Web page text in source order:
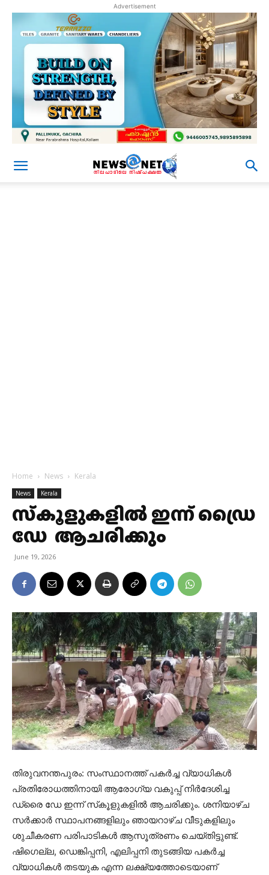
Advertisement
Home News Kerala
News Kerala
സ്‌കൂളുകളില്‍ ഇന്ന് ഡ്രൈ
ഡേ ആചരിക്കും
June 19, 2026
തിരുവനന്തപുരം: സംസ്ഥാനത്ത് പകര്‍ച്ച വ്യാധികള്‍
പ്രതിരോധത്തിനായി ആരോഗ്യ വകുപ്പ് നിര്‍ദേശിച്ച
ഡ്രൈ ഡേ ഇന്ന് സ്‌കൂളുകളില്‍ ആചരിക്കും. ശനിയാഴ്ച
സര്‍ക്കാര്‍ സ്ഥാപനങ്ങളിലും ഞായറാഴ്ച വീടുകളിലും
ശുചീകരണ പരിപാടികള്‍ ആസൂത്രണം ചെയ്തിട്ടുണ്ട്.
ഷിഗെല്ല, ഡെങ്കിപ്പനി, എലിപ്പനി തുടങ്ങിയ പകര്‍ച്ച
വ്യാധികള്‍ തടയുക എന്ന ലക്ഷ്യത്തോടെയാണ്